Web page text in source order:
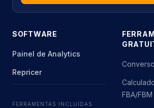
SOFTWARE
Painel de Analytics
Repricer
FERRAMENTAS INCLUÍDAS
FBA/FBM